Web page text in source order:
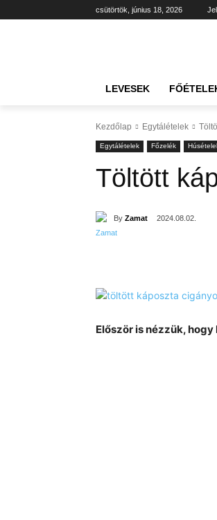
csütörtök, június 18, 2026
LEVESEK
Kezdőlap Egytálételek
Egytálételek Főzelék
Töltött
By Zamat 2024.08.02.
Először is nézzük,